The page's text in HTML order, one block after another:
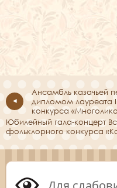
Ансамбль казачьей
дипломом лауреата
конкурса
Юбилейный гала-концерт
фольклорного конкурса